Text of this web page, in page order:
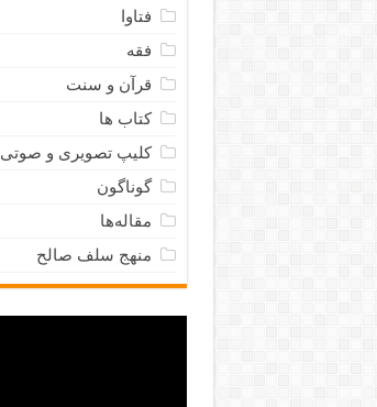
فتاوا
فقه
قرآن و سنت
کتاب ها
کلیپ تصویری و صوتی
گوناگون
مقاله‌ها
منهج سلف صالح